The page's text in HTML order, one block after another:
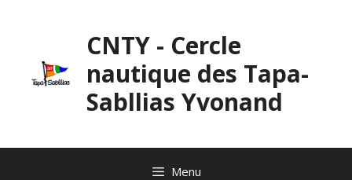
CNTY - Cercle
nautique des Tapa-
Sabllias Yvonand
Menu